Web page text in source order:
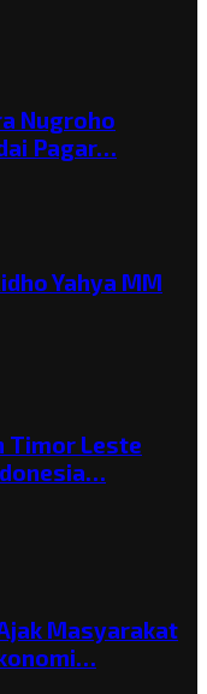
Nugroho
Pagar…
Yahya MM
Timor Leste
Masyarakat